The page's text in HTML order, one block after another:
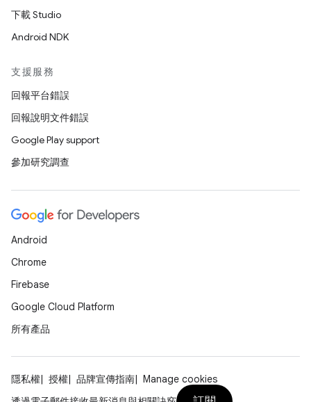
下載 Studio
Android NDK
支援服務
回報平台錯誤
回報說明文件錯誤
Google Play support
參加研究調查
Android
Chrome
Firebase
Google Cloud Platform
所有產品
隱私權 授權 品牌宣傳指南
Manage cookies